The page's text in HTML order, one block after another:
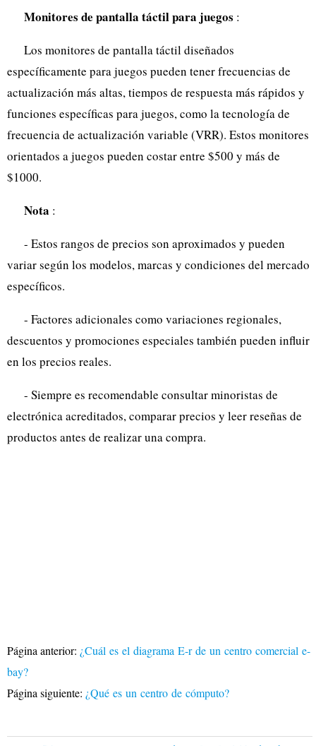
Monitores de pantalla táctil para juegos :
Los monitores de pantalla táctil diseñados
específicamente para juegos pueden tener frecuencias de
actualización más altas, tiempos de respuesta más rápidos y
funciones específicas para juegos, como la tecnología de
frecuencia de actualización variable (VRR). Estos monitores
orientados a juegos pueden costar entre $500 y más de
$1000.
Nota :
- Estos rangos de precios son aproximados y pueden
variar según los modelos, marcas y condiciones del mercado
específicos.
- Factores adicionales como variaciones regionales,
descuentos y promociones especiales también pueden influir
en los precios reales.
- Siempre es recomendable consultar minoristas de
electrónica acreditados, comparar precios y leer reseñas de
productos antes de realizar una compra.
Página anterior: ¿Cuál es el diagrama E-r de un centro comercial e-
bay?
Página siguiente: ¿Qué es un centro de cómputo?